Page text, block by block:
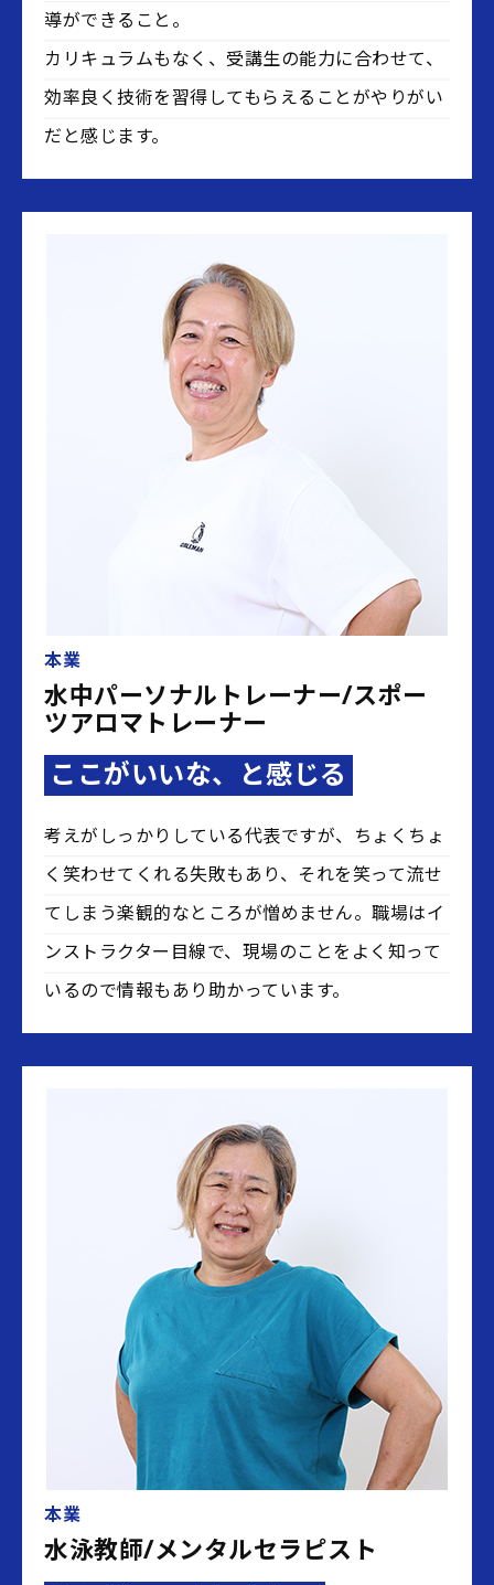
導ができること。
カリキュラムもなく、受講生の能力に合わせて、
効率良く技術を習得してもらえることがやりがい
だと感じます。
本業
水中パーソナルトレーナー/スポー
ツアロマトレーナー
ここがいいな、と感じる
考えがしっかりしている代表ですが、ちょくちょ
く笑わせてくれる失敗もあり、それを笑って流せ
てしまう楽観的なところが憎めません。職場はイ
ンストラクター目線で、現場のことをよく知って
いるので情報もあり助かっています。
本業
水泳教師/メンタルセラピスト